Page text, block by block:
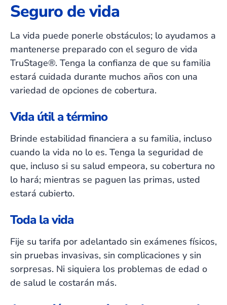
Seguro de vida
La vida puede ponerle obstáculos; lo ayudamos a
mantenerse preparado con el seguro de vida
TruStage®. Tenga la confianza de que su familia
estará cuidada durante muchos años con una
variedad de opciones de cobertura.
Vida útil a término
Brinde estabilidad financiera a su familia, incluso
cuando la vida no lo es. Tenga la seguridad de
que, incluso si su salud empeora, su cobertura no
lo hará; mientras se paguen las primas, usted
estará cubierto.
Toda la vida
Fije su tarifa por adelantado sin exámenes físicos,
sin pruebas invasivas, sin complicaciones y sin
sorpresas. Ni siquiera los problemas de edad o
de salud le costarán más.